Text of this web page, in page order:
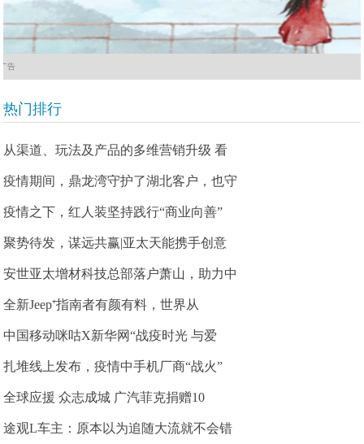
广告
热门排行
从渠道、玩法及产品的多维营销升级 看
疫情期间，鼎龙湾守护了湖北客户，也守
疫情之下，红人装坚持践行“商业向善”
聚势待发，谋远共赢|亚太天能携手创意
安世亚太增材科技总部落户萧山，助力中
全新Jeep⁺指南者有颜有料，世界从
中国移动咪咕X新华网“战疫时光 与爱
扎堆线上发布，疫情中手机厂商“战火”
全球应援 众志成城 广汽菲克捐赠10
途观L车主：原本以为追随大流就不会错